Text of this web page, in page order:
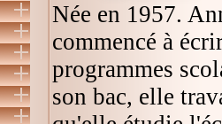
Née en 1957.
commencé à
programmes
son bac, elle